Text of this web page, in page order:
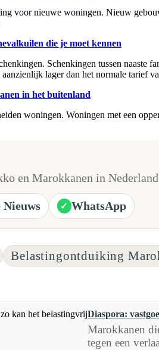
voor nieuwe woningen. Nieuw
die je moet kennen
Schenkingen tussen naaste
lager dan het normale tarief
in het buitenland
woningen. Woningen met een
en Marokkanen in
Nieuws ✓ WhatsApp
Belastingontduiking
Diaspora:
Marokkanen
tegen een